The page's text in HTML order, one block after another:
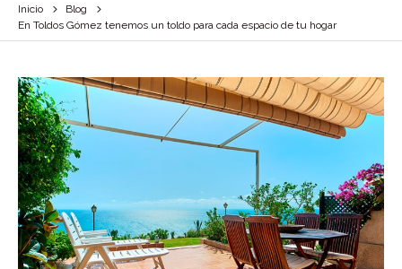
Inicio
Blog
En Toldos Gómez tenemos un toldo para cada espacio de tu hogar